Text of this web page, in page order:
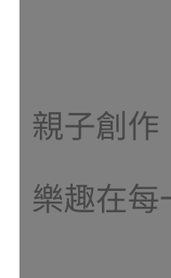
親子創作
樂趣在每